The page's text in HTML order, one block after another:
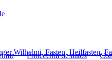
|Protección de datos|